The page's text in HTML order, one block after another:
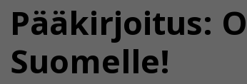
Pääkirjoitus:
Suomelle!